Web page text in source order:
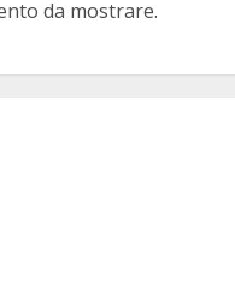
da mostrare.